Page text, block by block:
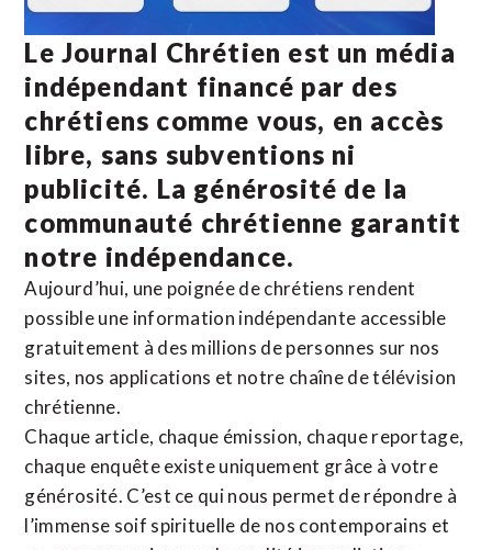
Le Journal Chrétien est un média
indépendant financé par des
chrétiens comme vous, en accès
libre, sans subventions ni
publicité. La générosité de la
communauté chrétienne garantit
notre indépendance.
Aujourd’hui, une poignée de chrétiens rendent
possible une information indépendante accessible
gratuitement à des millions de personnes sur nos
sites, nos applications et notre chaîne de télévision
chrétienne.
Chaque article, chaque émission, chaque reportage,
chaque enquête existe uniquement grâce à votre
générosité. C’est ce qui nous permet de répondre à
l’immense soif spirituelle de nos contemporains et